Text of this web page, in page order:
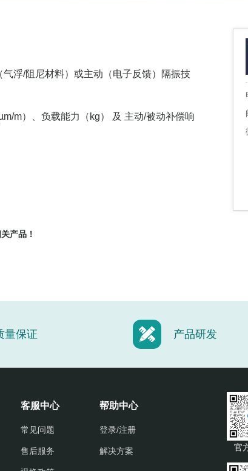
浮/阻尼材料）或主动（电子反馈）隔振技
m）、负载能力（kg） 及 主动/被动补偿响
产品！
量保证 产品研发
客服中心
常见问题
售后服务
帮助中心
登录/注册
解决方案 官